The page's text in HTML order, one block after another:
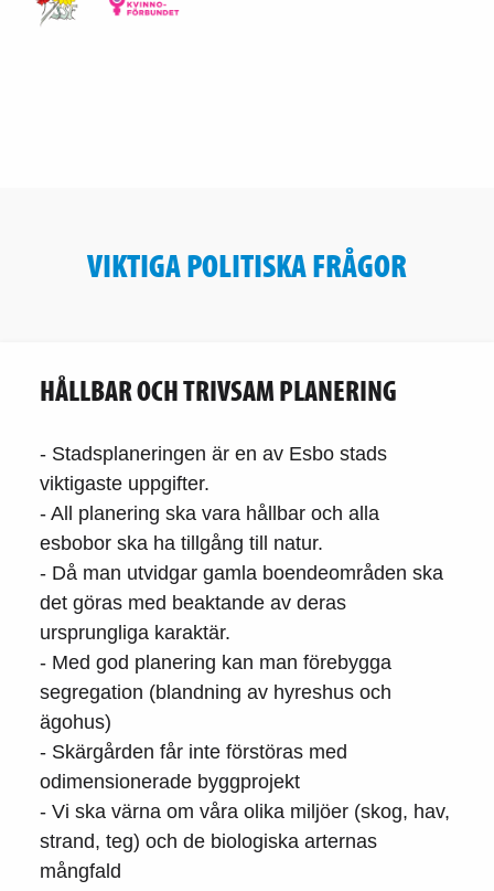
VIKTIGA POLITISKA FRÅGOR
HÅLLBAR OCH TRIVSAM PLANERING
- Stadsplaneringen är en av Esbo stads
viktigaste uppgifter.
- All planering ska vara hållbar och alla
esbobor ska ha tillgång till natur.
- Då man utvidgar gamla boendeområden ska
det göras med beaktande av deras
ursprungliga karaktär.
- Med god planering kan man förebygga
segregation (blandning av hyreshus och
ägohus)
- Skärgården får inte förstöras med
odimensionerade byggprojekt
- Vi ska värna om våra olika miljöer (skog, hav,
strand, teg) och de biologiska arternas
mångfald